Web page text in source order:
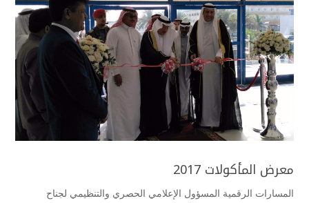
معرض المأكولات 2017
المسارات الرقمية المسؤول الإعلامي الحصري والتنظيمي لجناح